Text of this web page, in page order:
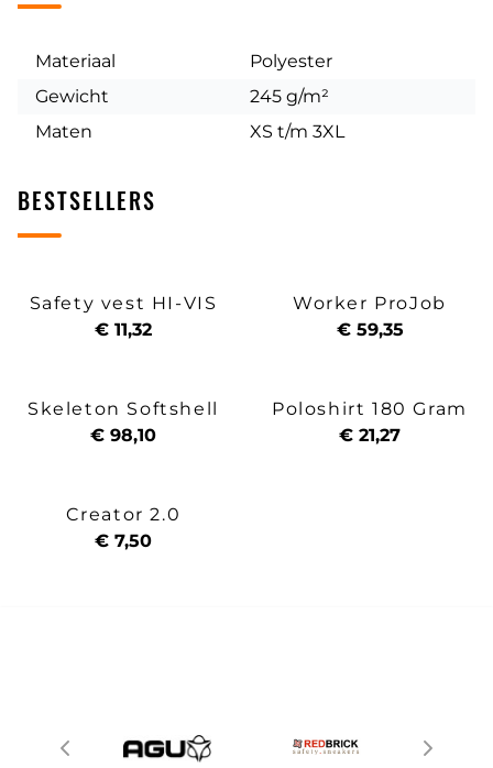
Materiaal
Polyester
Gewicht
245 g/m²
Maten
XS t/m 3XL
BESTSELLERS
Safety vest HI-VIS
€ 11,32
Worker ProJob
€ 59,35
Skeleton Softshell
€ 98,10
Poloshirt 180 Gram
€ 21,27
Creator 2.0
€ 7,50